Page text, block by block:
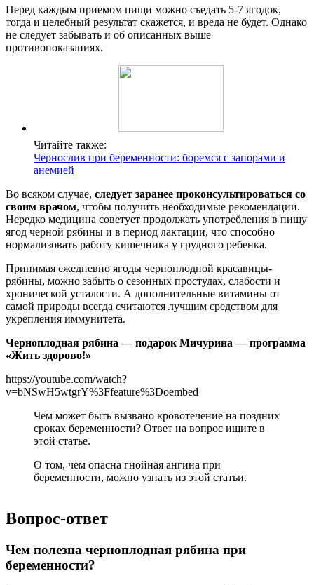
Перед каждым приемом пищи можно съедать 5-7 ягодок,
тогда и целебный результат скажется, и вреда не будет. Однако
не следует забывать и об описанных выше
противопоказаниях.
Читайте также:
Чернослив при беременности: боремся с запорами и
анемией
Во всяком случае, следует заранее проконсультироваться со
своим врачом, чтобы получить необходимые рекомендации.
Нередко медицина советует продолжать употребления в пищу
ягод черной рябины и в период лактации, что способно
нормализовать работу кишечника у грудного ребенка.
Принимая ежедневно ягоды черноплодной красавицы-
рябины, можно забыть о сезонных простудах, слабости и
хронической усталости. А дополнительные витамины от
самой природы всегда считаются лучшим средством для
укрепления иммунитета.
Черноплодная рябина — подарок Мичурина — программа
«Жить здорово!»
https://youtube.com/watch?
v=bNSwH5wtgrY%3Ffeature%3Doembed
Чем может быть вызвано кровотечение на поздних
сроках беременности? Ответ на вопрос ищите в
этой статье.
О том, чем опасна гнойная ангина при
беременности, можно узнать из этой статьи.
Вопрос-ответ
Чем полезна черноплодная рябина при
беременности?